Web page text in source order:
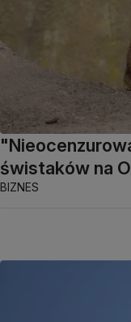
świstaków na
BIZNES